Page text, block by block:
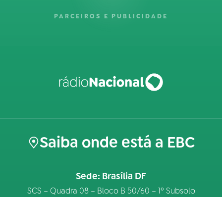
PARCEIROS E PUBLICIDADE
Saiba onde está a EBC
Sede: Brasília DF
SCS – Quadra 08 – Bloco B 50/60 – 1º Subsolo